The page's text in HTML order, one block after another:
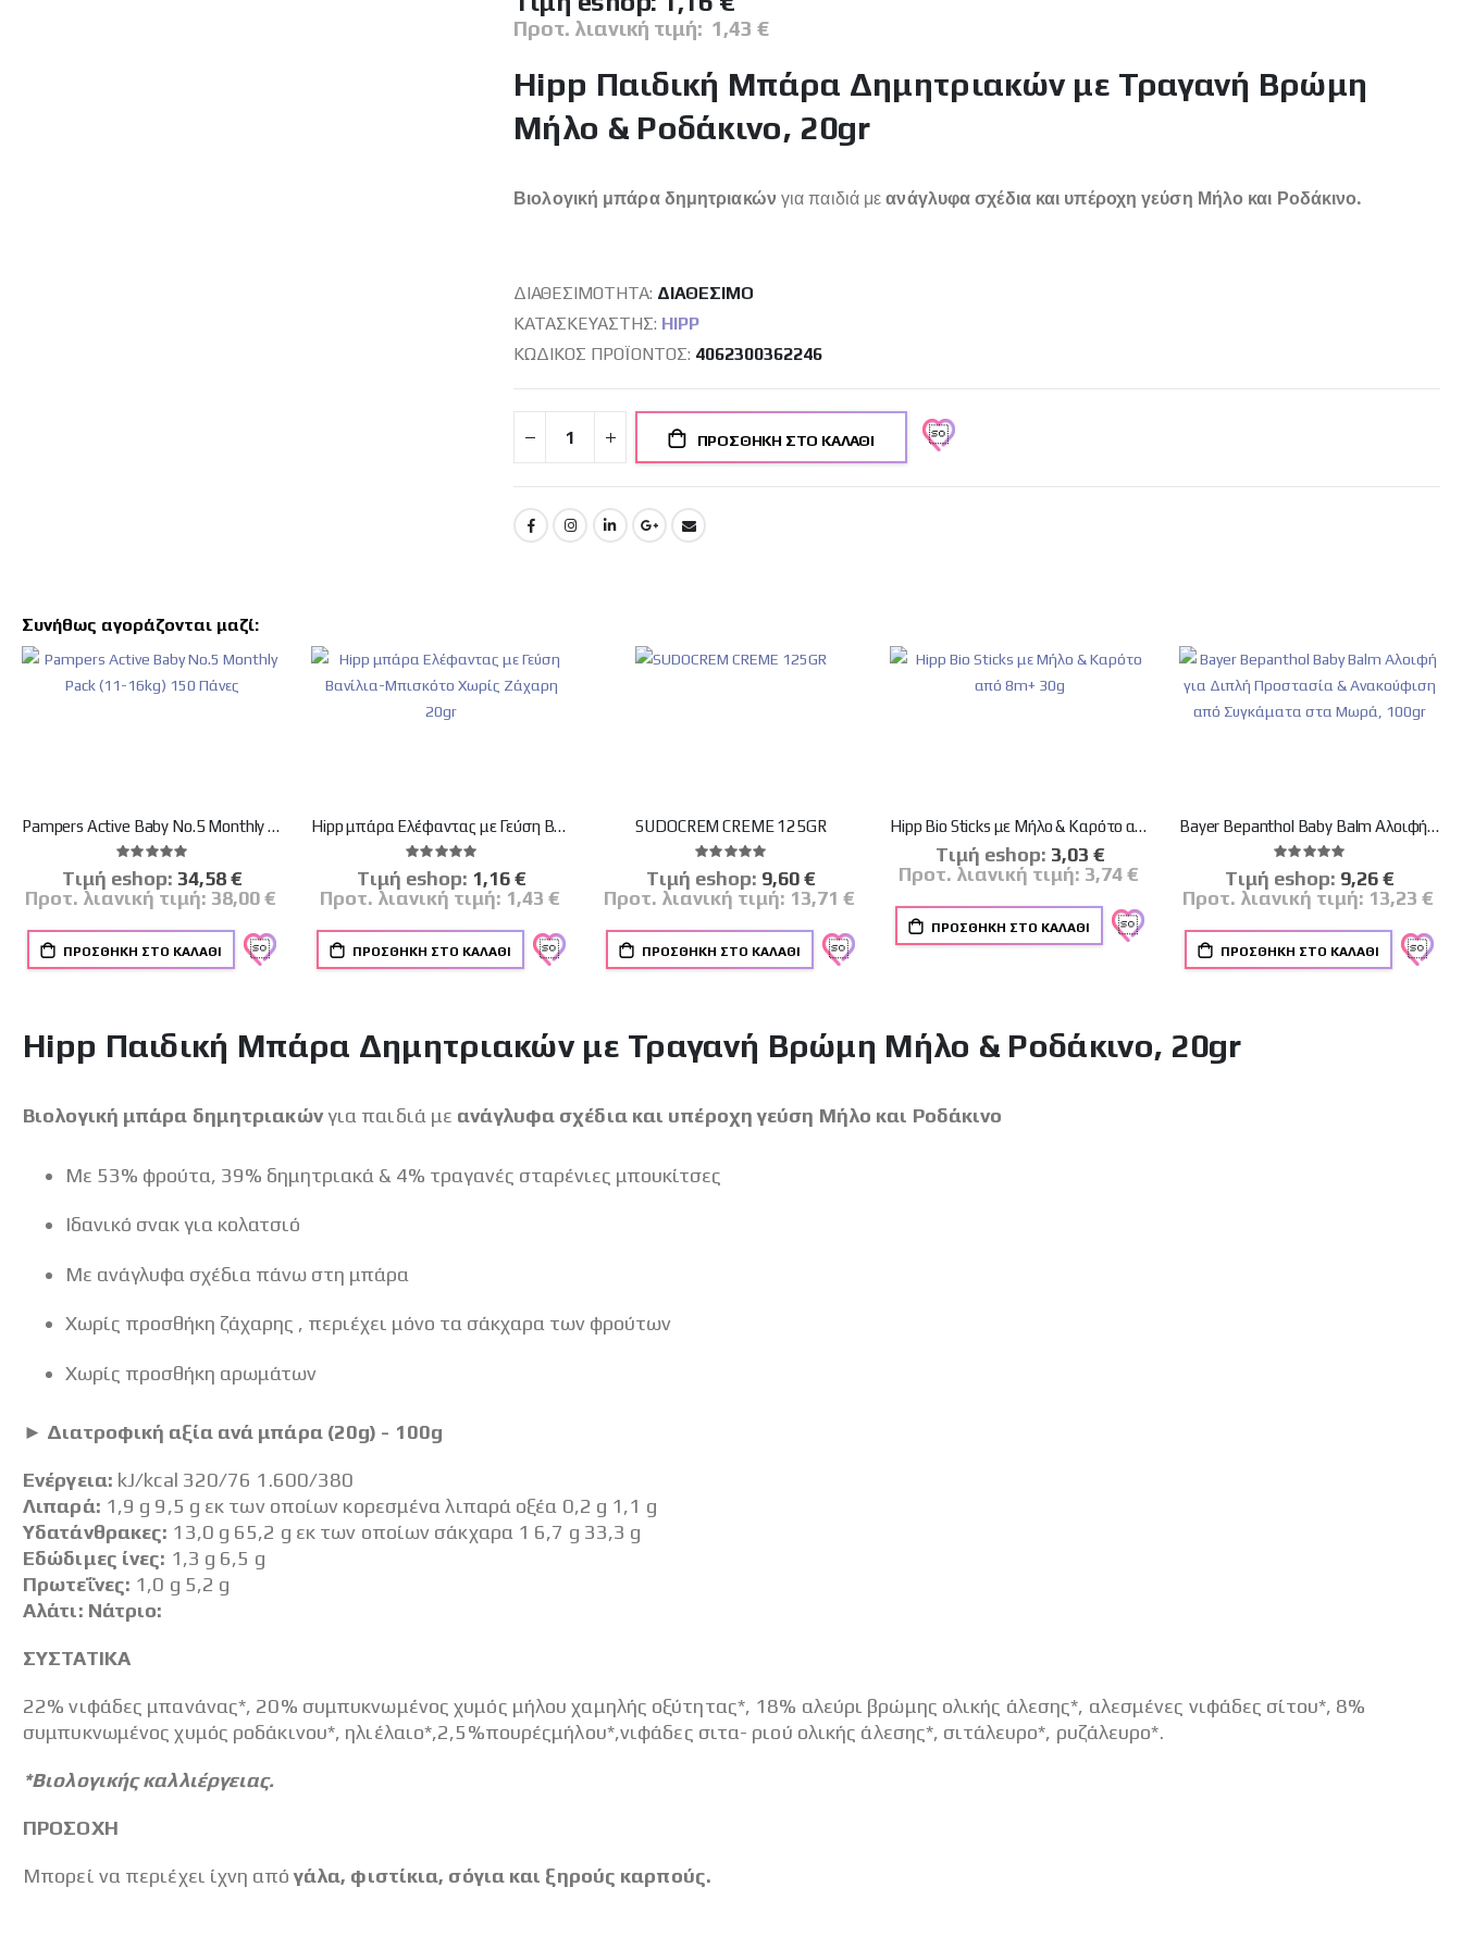
Προτ. λιανική τιμή: 1,43 €
Hipp Παιδική Μπάρα Δημητριακών με Τραγανή Βρώμη
Μήλο & Ροδάκινο, 20gr
Βιολογική μπάρα δημητριακών για παιδιά μεανάγλυφα σχέδια και υπέροχη γεύση Μήλο και Ροδάκινο.
ΔΙΑΘΕΣΙΜΌΤΗΤΑ: ΔΙΑΘΈΣΙΜO
ΚΑΤΑΣΚΕΥΑΣΤΉΣ: HIPP
ΚΩΔΙΚΌΣ ΠΡΟΪΌΝΤΟΣ 4062300362246
ΠΡΟΣΘΉΚΗ ΣΤΟ ΚΑΛΆΘΙ
Συνήθως αγοράζονται μαζί:
Pampers Active Baby No.5 Monthly Pack (11-16kg) 150 Πάνες
Βαθμολογία:
100%
Tιμή eshop: Ειδική
Τιμή
34,58 €
Προτ. λιανική τιμή: 38,00 €
ΠΡΟΣΘΉΚΗ ΣΤΟ ΚΑΛΆΘΙ
Hipp μπάρα Ελέφαντας με Γεύση Βανίλια-Μπισκότο Χωρίς Ζάχαρη 20gr
Βαθμολογία:
100%
Tιμή eshop: Ειδική
Τιμή
1,16 €
Προτ. λιανική τιμή: 1,43 €
ΠΡΟΣΘΉΚΗ ΣΤΟ ΚΑΛΆΘΙ
SUDOCREM CREME 125GR
Βαθμολογία:
100%
Tιμή eshop: Ειδική
Τιμή
9,60 €
Προτ. λιανική τιμή: 13,71 €
ΠΡΟΣΘΉΚΗ ΣΤΟ ΚΑΛΆΘΙ
Hipp Bio Sticks με Μήλο & Καρότο από 8m+ 30g
Tιμή eshop: Ειδική
Τιμή
3,03 €
Προτ. λιανική τιμή: 3,74 €
ΠΡΟΣΘΉΚΗ ΣΤΟ ΚΑΛΆΘΙ
Bayer Bepanthol Baby Balm Αλοιφή για Διπλή Προστασία & Ανακούφιση από Συγκάματα στα Μωρά, 100gr
Βαθμολογία:
100%
Tιμή eshop: Ειδική
Τιμή
9,26 €
Προτ. λιανική τιμή: 13,23 €
ΠΡΟΣΘΉΚΗ ΣΤΟ ΚΑΛΆΘΙ
Hipp Παιδική Μπάρα Δημητριακών με Τραγανή Βρώμη Μήλο & Ροδάκινο, 20gr
Βιολογική μπάρα δημητριακώνγια παιδιά με ανάγλυφα σχέδια και υπέροχη γεύση Μήλο και Ροδάκινο
Με 53% φρούτα, 39% δημητριακά & 4% τραγανές σταρένιες μπουκίτσες
Ιδανικό σνακ για κολατσιό
Με ανάγλυφα σχέδια πάνω στη μπάρα
Χωρίς προσθήκη ζάχαρης , περιέχει μόνο τα σάκχαρα των φρούτων
Χωρίς προσθήκη αρωμάτων
► Διατροφική αξία ανά μπάρα (20g) - 100g
Ενέργεια: kJ/kcal 320/76 1.600/380
Λιπαρά: 1,9 g 9,5 g εκ των οποίων κορεσμένα λιπαρά οξέα 0,2 g 1,1 g
Υδατάνθρακες: 13,0 g 65,2 g εκ των οποίων σάκχαρα 1 6,7 g 33,3 g
Εδώδιμες ίνες: 1,3 g 6,5 g
Πρωτεΐνες: 1,0 g 5,2 g
Αλάτι: Νάτριο:
ΣΥΣΤΑΤΙΚΑ
22% νιφάδες μπανάνας*, 20% συμπυκνωμένος χυμός μήλου χαμηλής οξύτητας*, 18% αλεύρι βρώμης ολικής άλεσης*, αλεσμένες νιφάδες σίτου*, 8%
συμπυκνωμένος χυμός ροδάκινου*, ηλιέλαιο*,2,5%πουρέςμήλου*,νιφάδες σιτα- ριού ολικής άλεσης*, σιτάλευρο*, ρυζάλευρο*.
*Βιολογικής καλλιέργειας.
ΠΡΟΣΟΧΗ
Μπορεί να περιέχει ίχνη απόγάλα, φιστίκια, σόγια και ξηρούς καρπούς.